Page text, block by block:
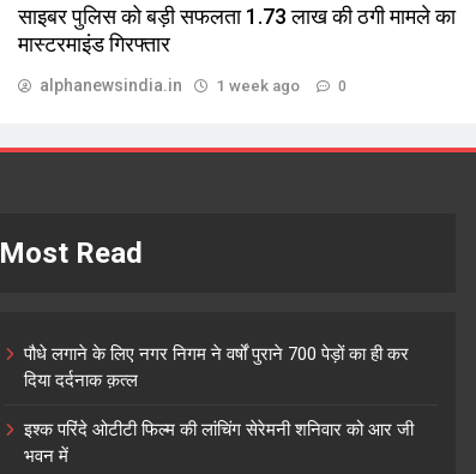
साइबर पुलिस को बड़ी सफलता 1.73 लाख की ठगी मामले का
मास्टरमाइंड गिरफ्तार
alphanewsindia.in 1 week ago 0
Most Read
पौधे लगाने के लिए नगर निगम ने वर्षों पुराने 700 पेड़ों का ही कर
दिया दर्दनाक क़त्ल
इश्क परिंदे ओटीटी फिल्म की लांचिंग सेरेमनी शनिवार को आर जी
भवन में